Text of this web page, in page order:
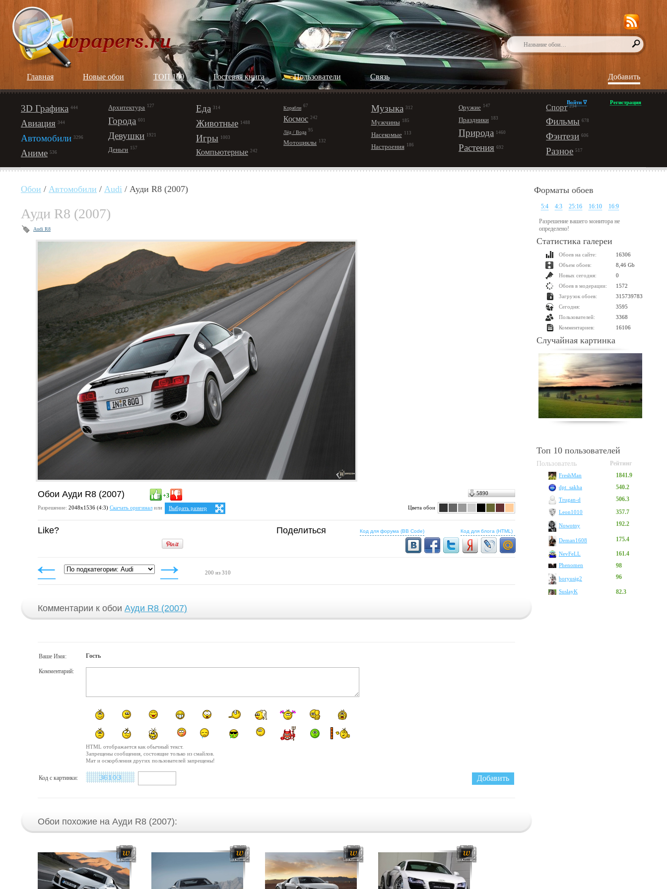
Главная Новые обои ТОП 100 Гостевая книга Пользователи Cвязь Добавить
3D Графика 444
Авиация 344
Автомобили 3296
Аниме 536
Архитектура 127
Города 601
Девушки 1921
Деньги 157
Еда 314
Животные 1488
Игры 1003
Компьютерные 242
Корабли 67
Космос 242
Лёд / Вода 95
Мотоциклы 132
Музыка 312
Мужчины 185
Насекомые 113
Настроения 186
Оружие 147
Праздники 183
Природа 1460
Растения 692
Спорт 234
Фильмы 678
Фэнтези 606
Разное 517
Войти ∇ Регистрация
Обои / Автомобили / Audi / Ауди R8 (2007)
Ауди R8 (2007)
Audi R8
Обои Ауди R8 (2007) +3 5890
Разрешение: 2048х1536 (4:3) Скачать оригинал или
Выбрать размер
Ваше разрешение:Не определено
1152x864
1280x960
2048x1536
Цвета обои
Like? Поделиться Код для форума (BB Code) Код для блога (HTML)
200 из 310
Комментарии к обои Ауди R8 (2007)
Ваше Имя: Гость
Комментарий:
HTML отображается как обычный текст.
Запрещены сообщения, состоящие только из смайлов.
Мат и оскорбления других пользователей запрещены!
Код с картинки:
Обои похожие на Ауди R8 (2007):
Форматы обоев
5:4 4:3 25:16 16:10 16:9
Разрешение вашего монитора не
определено!
Статистика галереи
Обоев на сайте:
16306
Объем обоев:
8,46 Gb
Новых сегодня:
0
Обоев в модерации:
1572
Загрузок обоев:
315739783
Сегодня:
3595
Пользователей:
3368
Комментариев:
16106
Случайная картинка
Топ 10 пользователей
Пользователь Рейтинг
FreshMan 1841.9
dpt_sakha 540.2
Trugan-d 506.3
Leon1010 357.7
Nowotny 192.2
Deman1608 175.4
NevFeLL 161.4
Phenomen 98
boryusig2 96
SuslayK 82.3